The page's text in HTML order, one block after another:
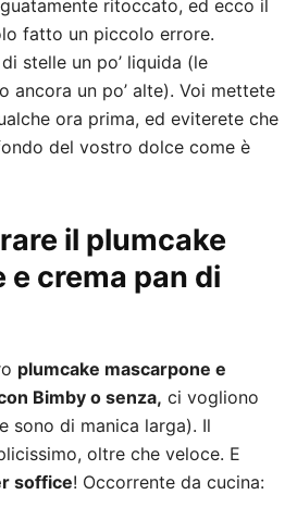
ritoccato, ed ecco il
fatto un piccolo errore.
stelle un po’ liquida (le
ancora un po’ alte). Voi mettete
ora prima, ed eviterete che
del vostro dolce come è
il plumcake
crema pan di
plumcake mascarpone e
Bimby o senza, ci vogliono
sono di manica larga). Il
oltre che veloce. E
soffice! Occorrente da cucina: